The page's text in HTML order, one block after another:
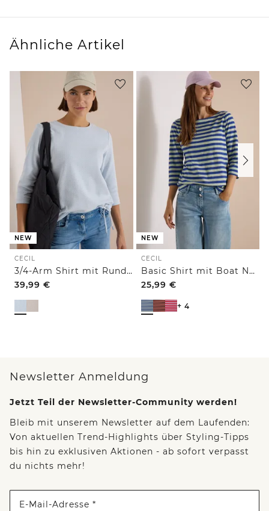
Ähnliche Artikel
NEW
CECIL
3/4-Arm Shirt mit Rundhals und Struktur
39,99 €
NEW
CECIL
Basic Shirt mit Boat Neck und Streifen
25,99 €
+ 4
Newsletter Anmeldung
Jetzt Teil der Newsletter-Community werden!
Bleib mit unserem Newsletter auf dem Laufenden:
Von aktuellen Trend-Highlights über Styling-Tipps
bis hin zu exklusiven Aktionen - ab sofort verpasst
du nichts mehr!
E-Mail-Adresse *